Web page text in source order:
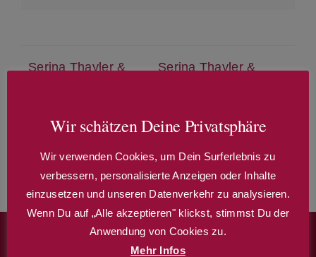
Serina Thayler &
Serina Thayler &
Wir schätzen Deine Privatsphäre
Wir verwenden Cookies, um Dein Surferlebnis zu
verbessern, personalisierte Anzeigen oder Inhalte
einzusetzen und unseren Datenverkehr zu analysieren.
Wenn Du auf „Alle akzeptieren" klickst, stimmst Du der
Anwendung von Cookies zu.
Mehr Infos